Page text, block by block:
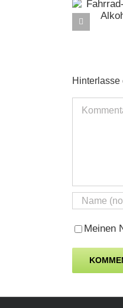
Hinterlasse
Kommentar
Meinen